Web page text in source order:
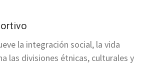
la integración social, la vida
las divisiones étnicas, culturales y